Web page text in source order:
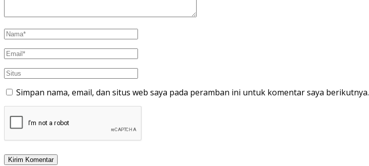
Simpan nama, email, dan situs web saya pada peramban ini untuk komentar saya berikutnya.